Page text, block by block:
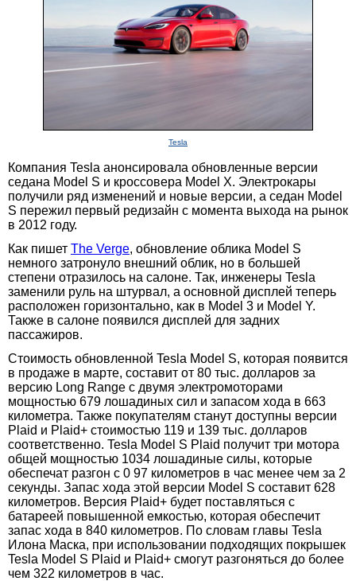
Tesla
Компания Tesla анонсировала обновленные версии
седана Model S и кроссовера Model X. Электрокары
получили ряд изменений и новые версии, а седан Model
S пережил первый редизайн с момента выхода на рынок
в 2012 году.
Как пишет The Verge, обновление облика Model S
немного затронуло внешний облик, но в большей
степени отразилось на салоне. Так, инженеры Tesla
заменили руль на штурвал, а основной дисплей теперь
расположен горизонтально, как в Model 3 и Model Y.
Также в салоне появился дисплей для задних
пассажиров.
Стоимость обновленной Tesla Model S, которая появится
в продаже в марте, составит от 80 тыс. долларов за
версию Long Range с двумя электромоторами
мощностью 679 лошадиных сил и запасом хода в 663
километра. Также покупателям станут доступны версии
Plaid и Plaid+ стоимостью 119 и 139 тыс. долларов
соответственно. Tesla Model S Plaid получит три мотора
общей мощностью 1034 лошадиные силы, которые
обеспечат разгон с 0 97 километров в час менее чем за 2
секунды. Запас хода этой версии Model S составит 628
километров. Версия Plaid+ будет поставляться с
батареей повышенной емкостью, которая обеспечит
запас хода в 840 километров. По словам главы Tesla
Илона Маска, при использовании подходящих покрышек
Tesla Model S Plaid и Plaid+ смогут разгоняться до более
чем 322 километров в час.